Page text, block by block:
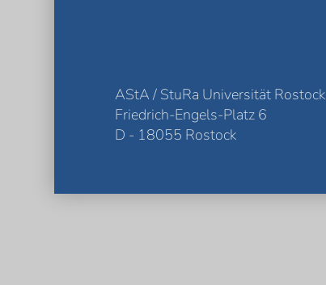
AStA / StuRa Universität Rostock
Friedrich-Engels-Platz 6
D - 18055 Rostock